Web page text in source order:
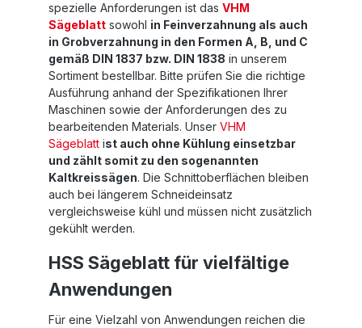
spezielle Anforderungen ist das VHM
Sägeblatt sowohl in Feinverzahnung als auch
in Grobverzahnung in den Formen A, B, und C
gemäß DIN 1837 bzw. DIN 1838 in unserem
Sortiment bestellbar. Bitte prüfen Sie die richtige
Ausführung anhand der Spezifikationen Ihrer
Maschinen sowie der Anforderungen des zu
bearbeitenden Materials. Unser VHM
Sägeblatt ist auch ohne Kühlung einsetzbar
und zählt somit zu den sogenannten
Kaltkreissägen. Die Schnittoberflächen bleiben
auch bei längerem Schneideinsatz
vergleichsweise kühl und müssen nicht zusätzlich
gekühlt werden.
HSS Sägeblatt für vielfältige
Anwendungen
Für eine Vielzahl von Anwendungen reichen die